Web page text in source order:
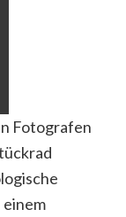
Fotografen